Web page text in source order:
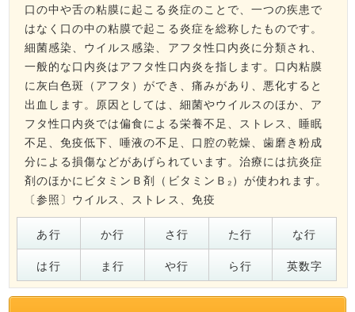
口の中や舌の粘膜に起こる炎症のことで、一つの疾患で
はなく口の中の粘膜で起こる炎症を総称したものです。
細菌感染、ウイルス感染、アフタ性口内炎に分類され、
一般的な口内炎はアフタ性口内炎を指します。口内粘膜
に灰白色斑（アフタ）ができ、痛みがあり、悪化すると
出血します。原因としては、細菌やウイルスのほか、ア
フタ性口内炎では偏食による栄養不足、ストレス、睡眠
不足、免疫低下、唾液の不足、口腔の乾燥、歯磨き粉成
分による損傷などがあげられています。治療には抗炎症
剤のほかにビタミンＢ剤（ビタミンＢ₂）が使われます。
〔参照〕 ウイルス 、 ストレス 、 免疫
あ行 か行 さ行 た行 な行
は行 ま行 や行 ら行 英数字